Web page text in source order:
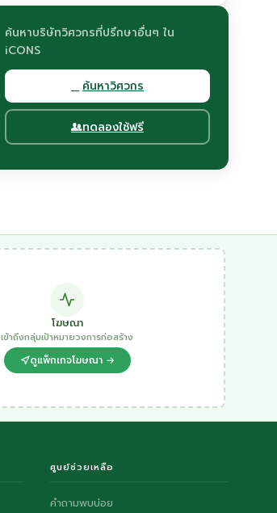
ค้นหาบริษัทวิศวกรที่ปรึกษาอื่นๆ ใน
iCONS
ค้นหาวิศวกร
ทดลองใช้ฟรี
โฆษณา
เข้าถึงกลุ่มเป้าหมายวงการก่อสร้าง
ดูแพ็กเกจโฆษณา →
ศูนย์ช่วยเหลือ
คำถามพบบ่อย